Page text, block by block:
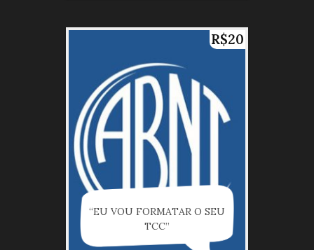
R$20
“EU VOU FORMATAR O SEU
TCC”